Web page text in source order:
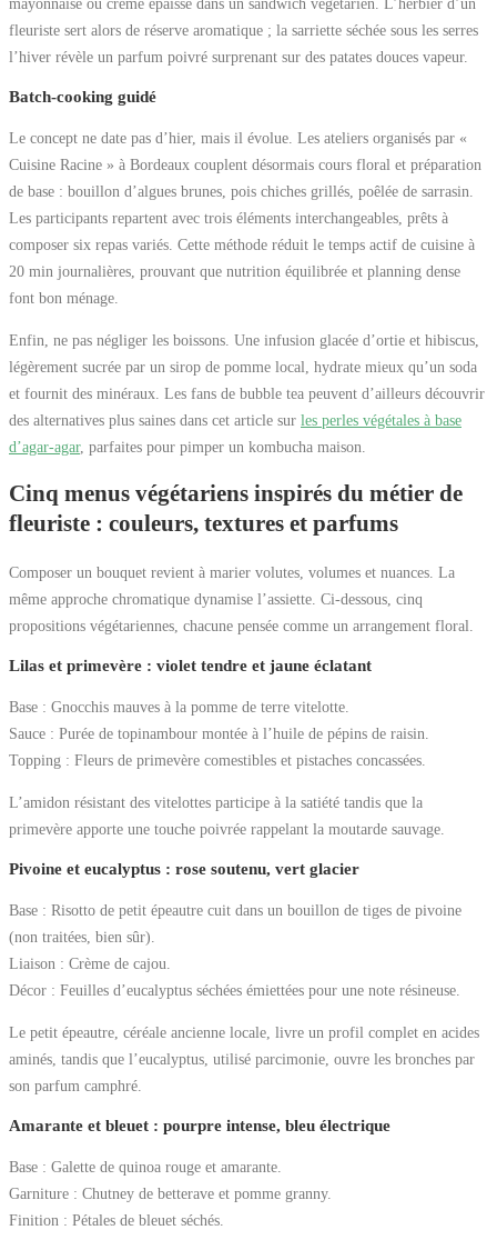
fleuriste sert alors de réserve aromatique ; la sarriette séchée sous les serres
l’hiver révèle un parfum poivré surprenant sur des patates douces vapeur.
Batch-cooking guidé
Le concept ne date pas d’hier, mais il évolue. Les ateliers organisés par «
Cuisine Racine » à Bordeaux couplent désormais cours floral et préparation
de base : bouillon d’algues brunes, pois chiches grillés, poêlée de sarrasin.
Les participants repartent avec trois éléments interchangeables, prêts à
composer six repas variés. Cette méthode réduit le temps actif de cuisine à
20 min journalières, prouvant que nutrition équilibrée et planning dense
font bon ménage.
Enfin, ne pas négliger les boissons. Une infusion glacée d’ortie et hibiscus,
légèrement sucrée par un sirop de pomme local, hydrate mieux qu’un soda
et fournit des minéraux. Les fans de bubble tea peuvent d’ailleurs découvrir
des alternatives plus saines dans cet article sur les perles végétales à base
d’agar-agar, parfaites pour pimper un kombucha maison.
Cinq menus végétariens inspirés du métier de
fleuriste : couleurs, textures et parfums
Composer un bouquet revient à marier volutes, volumes et nuances. La
même approche chromatique dynamise l’assiette. Ci-dessous, cinq
propositions végétariennes, chacune pensée comme un arrangement floral.
Lilas et primevère : violet tendre et jaune éclatant
Base : Gnocchis mauves à la pomme de terre vitelotte.
Sauce : Purée de topinambour montée à l’huile de pépins de raisin.
Topping : Fleurs de primevère comestibles et pistaches concassées.
L’amidon résistant des vitelottes participe à la satiété tandis que la
primevère apporte une touche poivrée rappelant la moutarde sauvage.
Pivoine et eucalyptus : rose soutenu, vert glacier
Base : Risotto de petit épeautre cuit dans un bouillon de tiges de pivoine
(non traitées, bien sûr).
Liaison : Crème de cajou.
Décor : Feuilles d’eucalyptus séchées émiettées pour une note résineuse.
Le petit épeautre, céréale ancienne locale, livre un profil complet en acides
aminés, tandis que l’eucalyptus, utilisé parcimonie, ouvre les bronches par
son parfum camphré.
Amarante et bleuet : pourpre intense, bleu électrique
Base : Galette de quinoa rouge et amarante.
Garniture : Chutney de betterave et pomme granny.
Finition : Pétales de bleuet séchés.